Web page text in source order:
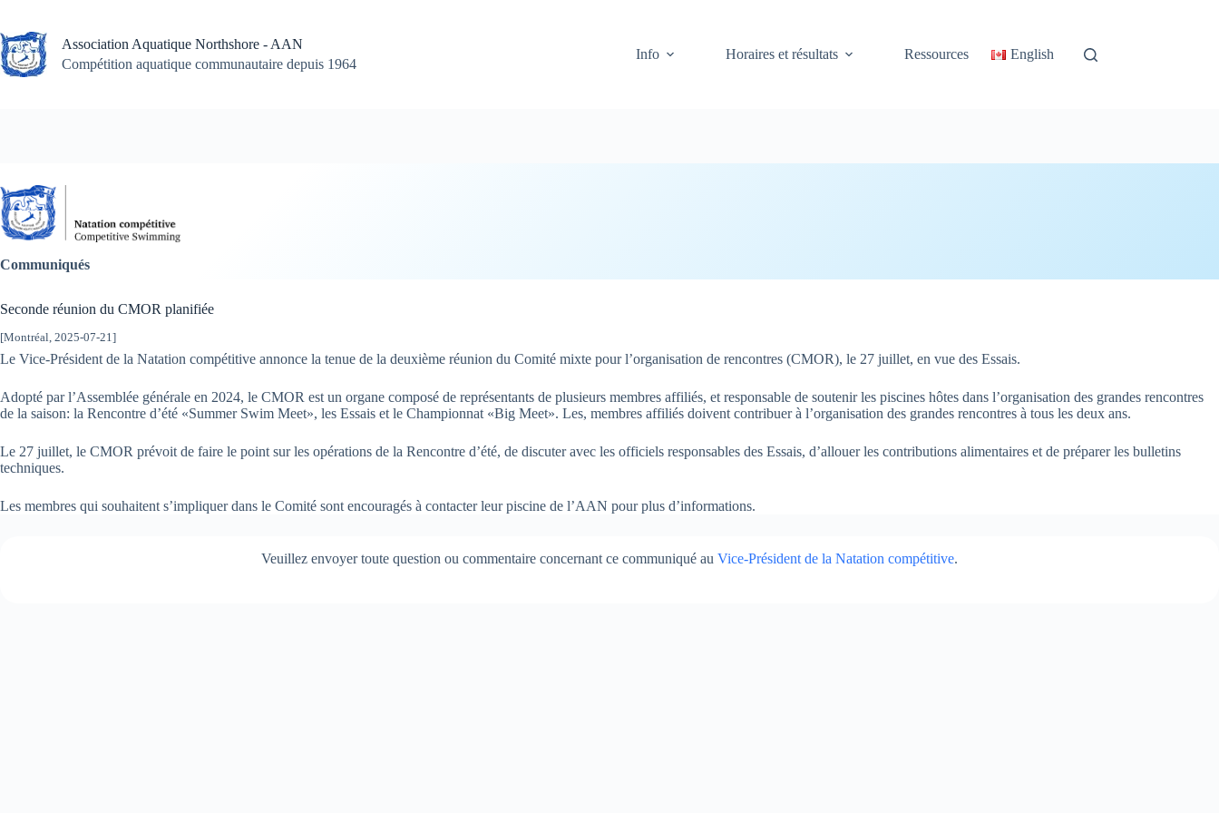
content
Association Aquatique Northshore - AAN
Compétition aquatique communautaire depuis 1964
Info Horaires et résultats Ressources English
Communiqués
Seconde réunion du CMOR planifiée
[Montréal, 2025-07-21]
Le Vice-Président de la Natation compétitive annonce la tenue de la deuxième réunion du Comité mixte pour l’organisation de rencontres (CMOR), le 27 juillet, en vue des Essais.
Adopté par l’Assemblée générale en 2024, le CMOR est un organe composé de représentants de plusieurs membres affiliés, et responsable de soutenir les piscines hôtes dans l’organisation des grandes rencontres
de la saison: la Rencontre d’été «Summer Swim Meet», les Essais et le Championnat «Big Meet». Les, membres affiliés doivent contribuer à l’organisation des grandes rencontres à tous les deux ans.
Le 27 juillet, le CMOR prévoit de faire le point sur les opérations de la Rencontre d’été, de discuter avec les officiels responsables des Essais, d’allouer les contributions alimentaires et de préparer les bulletins
techniques.
Les membres qui souhaitent s’impliquer dans le Comité sont encouragés à contacter leur piscine de l’AAN pour plus d’informations.
Veuillez envoyer toute question ou commentaire concernant ce communiqué au Vice-Président de la Natation compétitive.